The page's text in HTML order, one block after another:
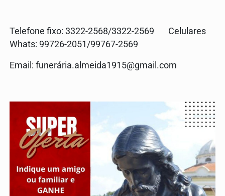
Telefone fixo: 3322-2568/3322-2569 Celulares
Whats: 99726-2051/99767-2569
Email: funerária.almeida1915@gmail.com